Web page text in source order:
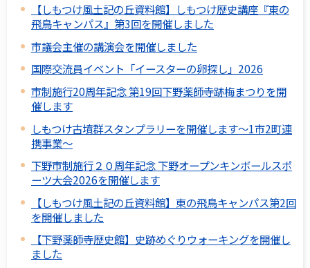
【しもつけ風土記の丘資料館】しもつけ歴史講座『東の
飛鳥キャンパス』第3回を開催しました
市議会主催の講演会を開催しました
国際交流員イベント「イースターの卵探し」2026
市制施行20周年記念 第19回下野薬師寺跡梅まつりを開
催します
しもつけ古墳群スタンプラリーを開催します～1市2町連
携事業～
下野市制施行２０周年記念 下野オープンキンボールスポ
ーツ大会2026を開催します
【しもつけ風土記の丘資料館】東の飛鳥キャンパス第2回
を開催しました
【下野薬師寺歴史館】史跡めぐりウォーキングを開催し
ました